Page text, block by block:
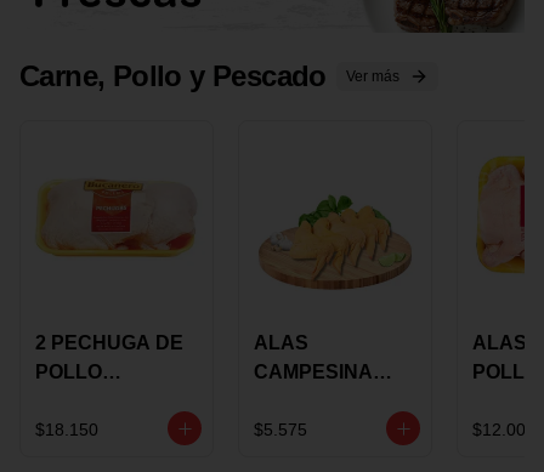
Carne, Pollo y Pescado Ver más
2 PECHUGA DE
POLLO
MARINADA X
$18.150
ALAS
CAMPESINA
COSTILLAR A
$5.575
ALAS
POLLO
$12.000